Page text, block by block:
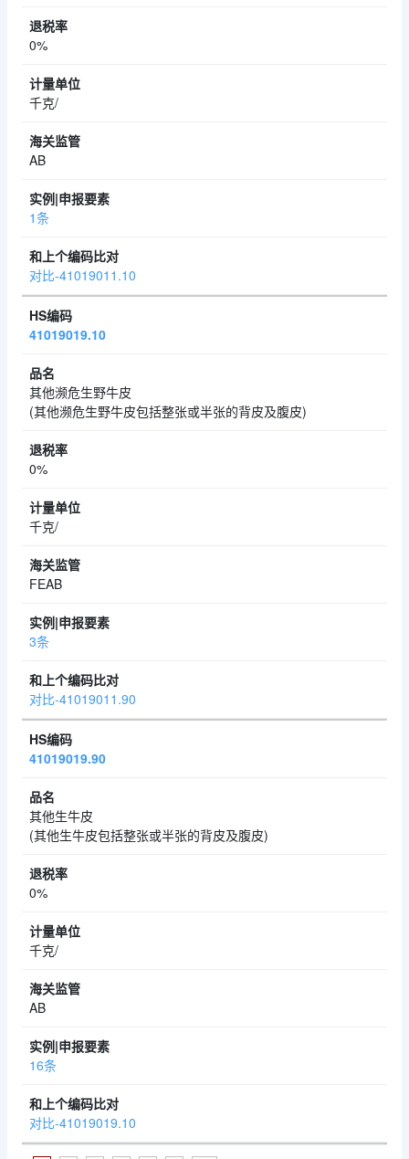
0%
千克/
AB
1条
对比-41019011.10
41019019.10
其他濒危生野牛皮
(其他濒危生野牛皮包括整张或半张的背皮及腹皮)
0%
千克/
FEAB
3条
对比-41019011.90
41019019.90
其他生牛皮
(其他生牛皮包括整张或半张的背皮及腹皮)
0%
千克/
AB
16条
对比-41019019.10